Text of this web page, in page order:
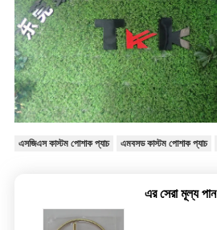
এসজিএস কাস্টম পোশাক প্যাচ এমবসড কাস্টম পোশাক প্যাচ
এর সেরা মূল্য পান